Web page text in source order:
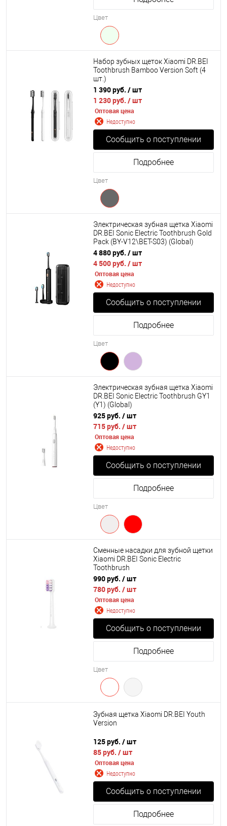
Цвет
Набор зубных щеток Xiaomi DR.BEI
Toothbrush Bamboo Version Soft (4
шт.)
1 390 руб. / шт
1 230 руб. / шт
Оптовая цена
Недоступно
Сообщить о поступлении
Подробнее
Цвет
Электрическая зубная щетка Xiaomi
DR.BEI Sonic Electric Toothbrush Gold
Pack (BY-V12\BET-S03) (Global)
4 880 руб. / шт
4 500 руб. / шт
Оптовая цена
Недоступно
Сообщить о поступлении
Подробнее
Цвет
Электрическая зубная щетка Xiaomi
DR.BEI Sonic Electric Toothbrush GY1
(Y1) (Global)
925 руб. / шт
715 руб. / шт
Оптовая цена
Недоступно
Сообщить о поступлении
Подробнее
Цвет
Сменные насадки для зубной щетки
Xiaomi DR.BEI Sonic Electric
Toothbrush
990 руб. / шт
780 руб. / шт
Оптовая цена
Недоступно
Сообщить о поступлении
Подробнее
Цвет
Зубная щетка Xiaomi DR.BEI Youth
Version
125 руб. / шт
85 руб. / шт
Оптовая цена
Недоступно
Сообщить о поступлении
Подробнее